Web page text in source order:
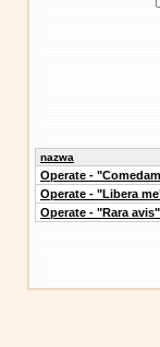
nazwa
Operate -
Operate - "Libera
Operate - "Rara avis"